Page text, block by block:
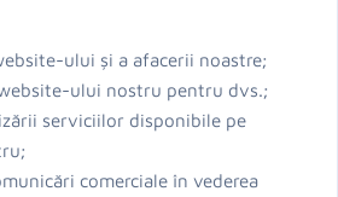
ului și a afacerii noastre;
ului nostru pentru dvs.;
serviciilor disponibile pe
comerciale în vederea